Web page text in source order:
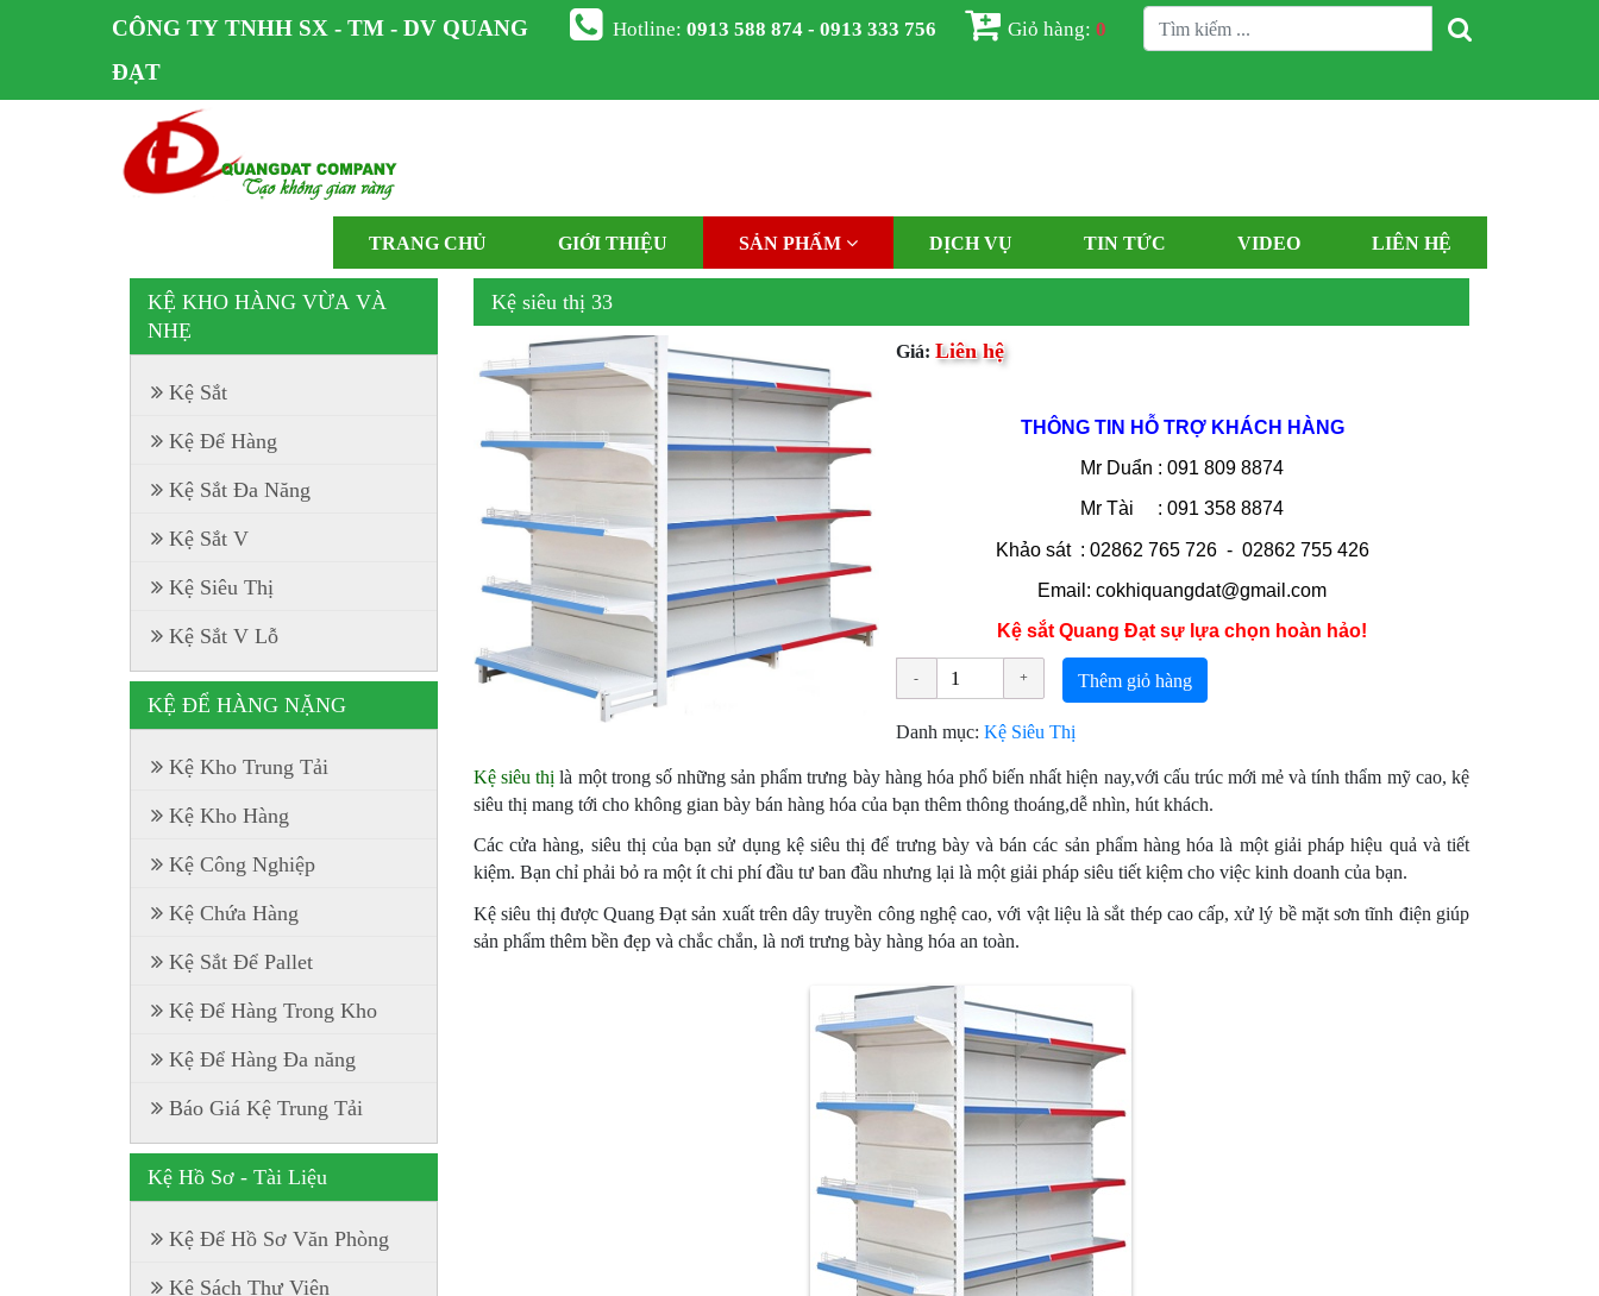
CÔNG TY TNHH SX - TM - DV QUANG
ĐẠT
Hotline:0913 588 874 - 0913 333 756 Giỏ hàng:0
TRANG CHỦ GIỚI THIỆU SẢN PHẨM DỊCH VỤ TIN TỨC VIDEO LIÊN HỆ
Kệ siêu thị 33
Giá: Liên hệ
THÔNG TIN HỖ TRỢ KHÁCH HÀNG
Mr Duẩn : 091 809 8874
Mr Tài : 091 358 8874
Khảo sát : 02862 765 726 - 02862 755 426
Email: cokhiquangdat@gmail.com
Kệ sắt Quang Đạt sự lựa chọn hoàn hảo!
Thêm giỏ hàng
Danh mục: Kệ Siêu Thị
Kệ siêu thị là một trong số những sản phẩm trưng bày hàng hóa phổ biến nhất hiện nay,với cấu trúc mới mẻ và tính thẩm mỹ cao, kệ
siêu thị mang tới cho không gian bày bán hàng hóa của bạn thêm thông thoáng,dễ nhìn, hút khách.
Các cửa hàng, siêu thị của bạn sử dụng kệ siêu thị để trưng bày và bán các sản phẩm hàng hóa là một giải pháp hiệu quả và tiết
kiệm. Bạn chỉ phải bỏ ra một ít chi phí đầu tư ban đầu nhưng lại là một giải pháp siêu tiết kiệm cho việc kinh doanh của bạn.
Kệ siêu thị được Quang Đạt sản xuất trên dây truyền công nghệ cao, với vật liệu là sắt thép cao cấp, xử lý bề mặt sơn tĩnh điện giúp
sản phẩm thêm bền đẹp và chắc chắn, là nơi trưng bày hàng hóa an toàn.
KỆ KHO HÀNG VỪA VÀ
NHẸ
Kệ Sắt
Kệ Để Hàng
Kệ Sắt Đa Năng
Kệ Sắt V
Kệ Siêu Thị
Kệ Sắt V Lỗ
KỆ ĐỂ HÀNG NẶNG
Kệ Kho Trung Tải
Kệ Kho Hàng
Kệ Công Nghiệp
Kệ Chứa Hàng
Kệ Sắt Để Pallet
Kệ Để Hàng Trong Kho
Kệ Để Hàng Đa năng
Báo Giá Kệ Trung Tải
Kệ Hồ Sơ - Tài Liệu
Kệ Để Hồ Sơ Văn Phòng
Kệ Sách Thư Viện